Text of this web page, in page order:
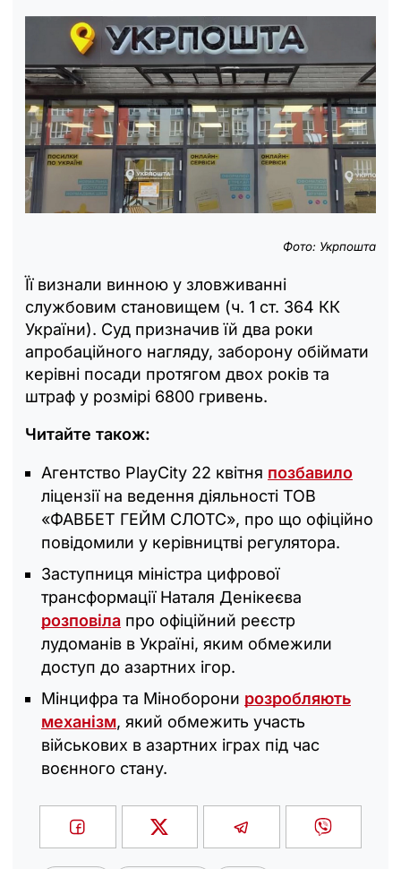
Фото: Укрпошта
Її визнали винною у зловживанні
службовим становищем (ч. 1 ст. 364 КК
України). Суд призначив їй два роки
апробаційного нагляду, заборону обіймати
керівні посади протягом двох років та
штраф у розмірі 6800 гривень.
Читайте також:
Агентство PlayCity 22 квітня позбавило
ліцензії на ведення діяльності ТОВ
«ФАВБЕТ ГЕЙМ СЛОТС», про що офіційно
повідомили у керівництві регулятора.
Заступниця міністра цифрової
трансформації Наталя Денікеєва
розповіла про офіційний реєстр
лудоманів в Україні, яким обмежили
доступ до азартних ігор.
Мінцифра та Міноборони розробляють
механізм, який обмежить участь
військових в азартних іграх під час
воєнного стану.